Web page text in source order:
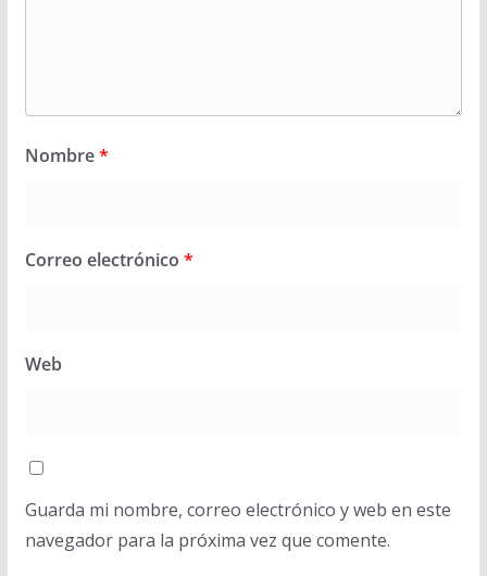
Nombre*
Correo electrónico *
Web
Guarda mi nombre, correo electrónico y web en este
navegador para la próxima vez que comente.